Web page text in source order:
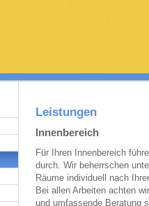
Leistungen
Innenbereich
Für Ihren Innenbereich
durch. Wir beherrschen
Räume individuell nach
Bei allen Arbeiten achten
und umfassende Beratung